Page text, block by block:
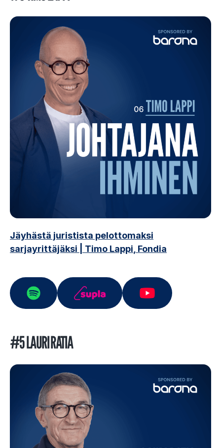
Jäyhästä juristista pelottomaksi
sarjayrittäjäksi | Timo Lappi , Fondia
#5 LAURI RATIA